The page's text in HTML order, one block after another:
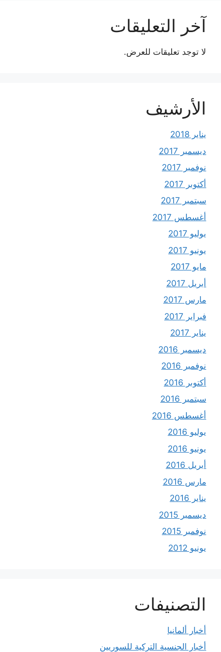
آخر التعليقات
لا توجد تعليقات للعرض.
الأرشيف
يناير 2018
ديسمبر 2017
نوفمبر 2017
أكتوبر 2017
سبتمبر 2017
أغسطس 2017
يوليو 2017
يونيو 2017
مايو 2017
أبريل 2017
مارس 2017
فبراير 2017
يناير 2017
ديسمبر 2016
نوفمبر 2016
أكتوبر 2016
سبتمبر 2016
أغسطس 2016
يوليو 2016
يونيو 2016
أبريل 2016
مارس 2016
يناير 2016
ديسمبر 2015
نوفمبر 2015
يونيو 2012
التصنيفات
أخبار ألمانيا
أخبار الجنسية التركية للسوريين